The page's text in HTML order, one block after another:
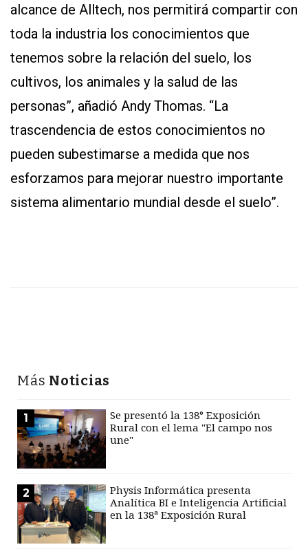
alcance de Alltech, nos permitirá compartir con
toda la industria los conocimientos que
tenemos sobre la relación del suelo, los
cultivos, los animales y la salud de las
personas”, añadió Andy Thomas. “La
trascendencia de estos conocimientos no
pueden subestimarse a medida que nos
esforzamos para mejorar nuestro importante
sistema alimentario mundial desde el suelo”.
Más Noticias
1
Se presentó la 138° Exposición
Rural con el lema "El campo nos
une"
2
Physis Informática presenta
Analítica BI e Inteligencia Artificial
en la 138ª Exposición Rural